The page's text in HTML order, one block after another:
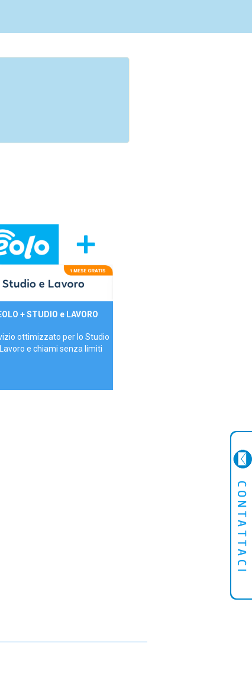
mese
+ STUDIO e LAVORO
ottimizzato per lo Studio
e chiami senza limiti